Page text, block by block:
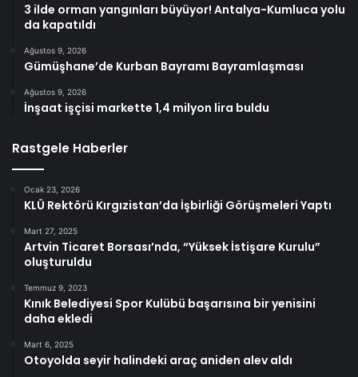
3 ilde orman yangınları büyüyor! Antalya-Kumluca yolu
da kapatıldı
Ağustos 9, 2026
Gümüşhane’de Kurban Bayramı Bayramlaşması
Ağustos 9, 2026
İnşaat işçisi markette 1,4 milyon lira buldu
Rastgele Haberler
Ocak 23, 2026
KLÜ Rektörü Kırgızistan’da İşbirliği Görüşmeleri Yaptı
Mart 27, 2025
Artvin Ticaret Borsası’nda, “Yüksek İstişare Kurulu”
oluşturuldu
Temmuz 9, 2023
Kınık Belediyesi Spor Kulübü başarısına bir yenisini
daha ekledi
Mart 6, 2025
Otoyolda seyir halindeki araç aniden alev aldı